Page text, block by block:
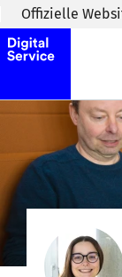
Zum
Offizielle